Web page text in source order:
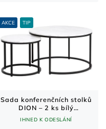
AKCE TIP
Sada konferenčních stolků
DION – 2 ks bílý
mramorový dekor / černá
kovová podnož
IHNED K ODESLÁNÍ